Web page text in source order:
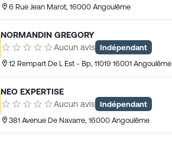
6 Rue Jean Marot, 16000 Angoulême
NORMANDIN GREGORY
Aucun avis Indépendant
12 Rempart De L Est - Bp, 11019 16001 Angoulême
NEO EXPERTISE
Aucun avis Indépendant
381 Avenue De Navarre, 16000 Angoulême